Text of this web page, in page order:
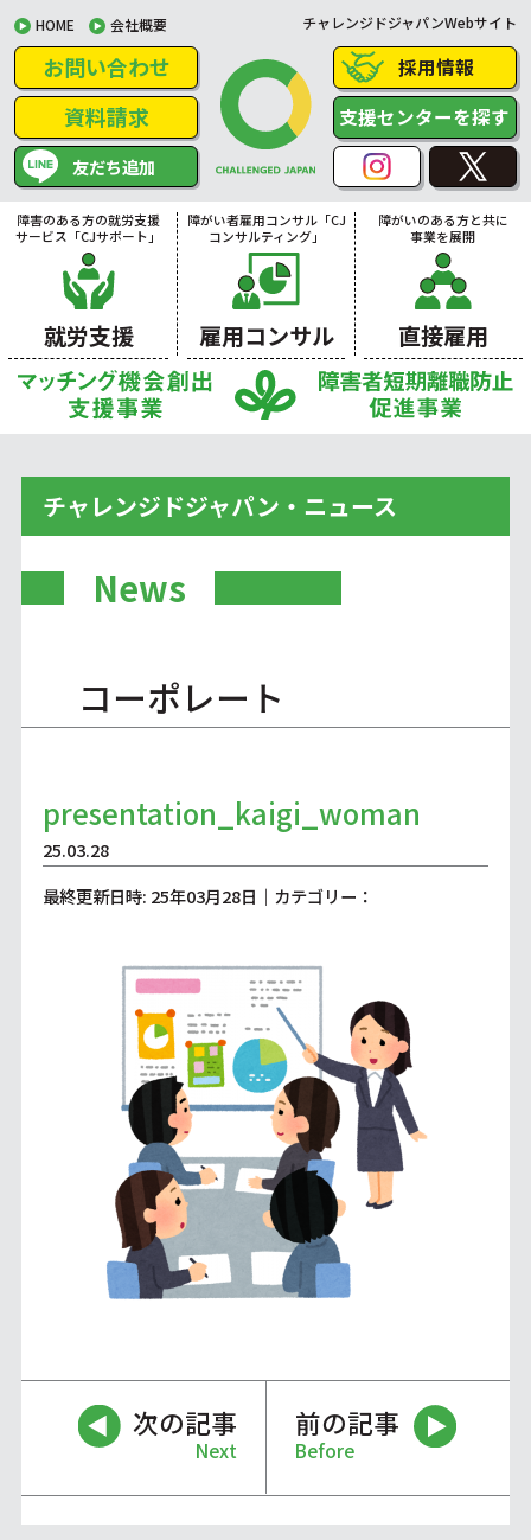
HOME 会社概要 チャレンジドジャパンWebサイト
お問い合わせ
資料請求
友だち追加
採用情報
支援センターを探す
障害のある方の就労支援
サービス「CJサポート」
就労支援
障がい者雇用コンサル「CJ
コンサルティング」
雇用コンサル
障がいのある方と共に
事業を展開
直接雇用
チャレンジドジャパン・ニュース
News
コーポレート
presentation_kaigi_woman
25.03.28
最終更新日時: 25年03月28日｜カテゴリー：
次の記事
Next
前の記事
Before